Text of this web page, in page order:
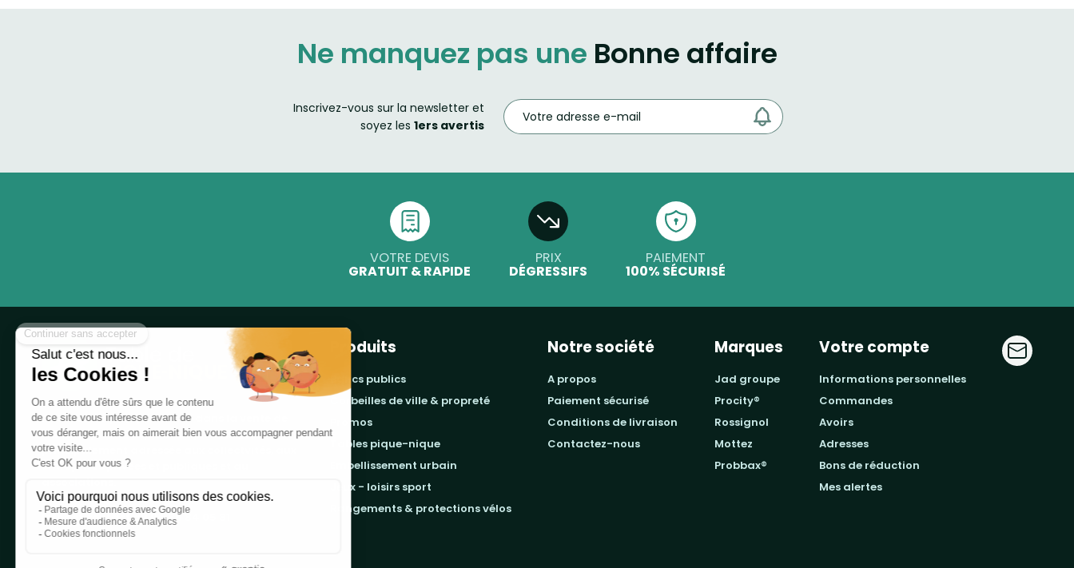
Ne manquez pas une Bonne affaire
Inscrivez-vous sur la newsletter et
soyez les 1ers avertis
VOTRE DEVIS
GRATUIT & RAPIDE
PRIX
DÉGRESSIFS
PAIEMENT
100% SÉCURISÉ
Notre boutique, spécialisée dans la vente de
table de pique-nique et de plein air, est
principalement adressée aux collectvités, aux
entreprises privées et publiques et au
Infos et contact au04 86 84 05 81
Produits
bancs publics
corbeilles de ville & propreté
promos
tables pique-nique
embellissement urbain
jeux - loisirs sport
rangements & protections vélos
Notre société
a propos
paiement sécurisé
conditions de livraison
contactez-nous
Marques
jad groupe
procity®
rossignol
mottez
probbax®
Votre compte
informations personnelles
commandes
avoirs
adresses
bons de réduction
mes alertes